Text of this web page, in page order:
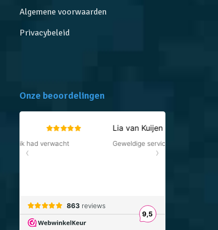
Algemene voorwaarden
Privacybeleid
Onze beoordelingen